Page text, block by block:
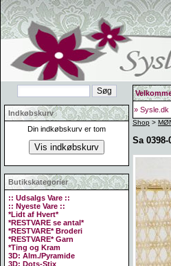
Indkøbskurv
Din indkøbskurv er tom
Butikskategorier
:: Udsalgs Vare ::
:: Nyeste Vare ::
*Lidt af Hvert*
*RESTVARE se antal*
*RESTVARE* Broderi
*RESTVARE* Garn
*Ting og Kram
3D: Alm./Pyramide
3D: Dots-Stix
» Sysle.dk
Shop >
Sa